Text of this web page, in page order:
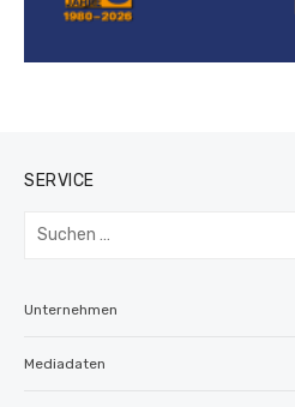
SERVICE
Suchen
Unternehmen
Mediadaten